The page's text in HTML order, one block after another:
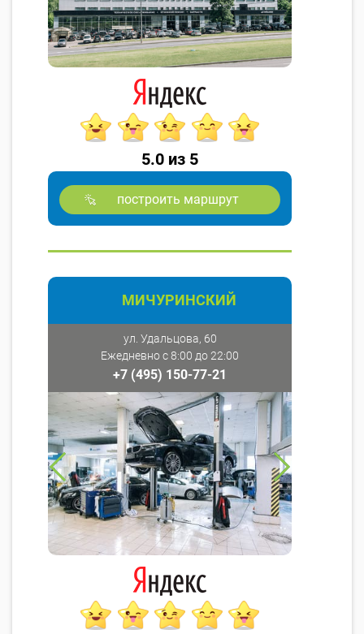
5.0 из 5
построить маршрут
МИЧУРИНСКИЙ
ул. Удальцова, 60
Ежедневно с 8:00 до 22:00
+7 (495) 150-77-21